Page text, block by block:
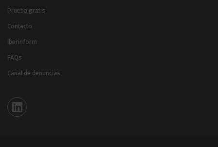
Prueba gratis
Contacto
Iberinform
FAQs
Canal de denuncias
Iberinform en Linkedin